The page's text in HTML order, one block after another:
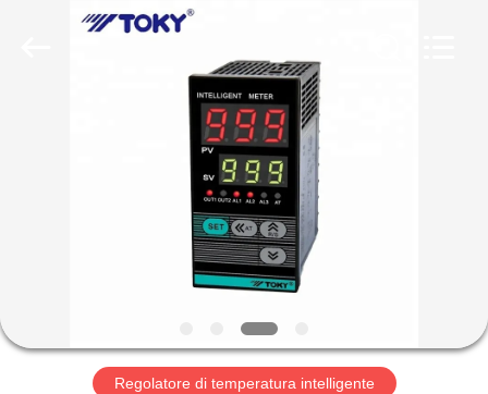
MOSTRA
VR
Country(Changshu)
Regolatore di temperatura intelligente